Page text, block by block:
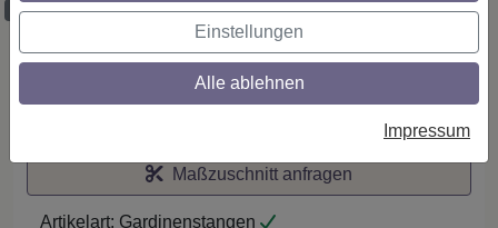
Maßzuschnitt möglich
Maßzuschnitt anfragen
Artikelart: Gardinenstangen
Einstellungen
Alle ablehnen
Impressum